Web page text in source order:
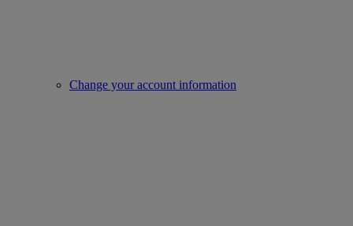
Change your account information